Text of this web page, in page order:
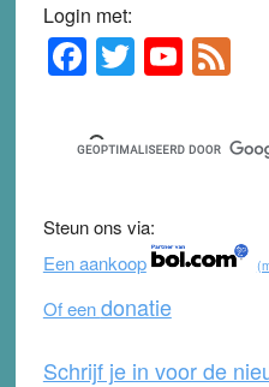
Login met:
Primary
Sidebar
F
a
c
e
b
o
o
k
T
wi
tt
er
Y
o
u
T
b
e
F
e
d
Steun ons via:
Een aankoop
Of eendonatie
Schrijf je in voor de